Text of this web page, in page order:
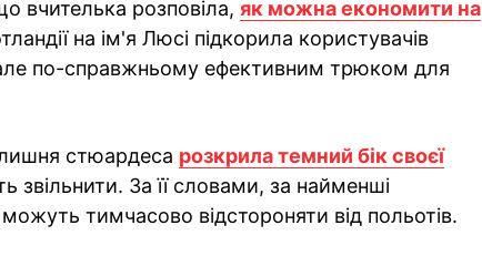
вчителька розповіла, як можна економити на
на ім'я Люсі підкорила користувачів
по-справжньому ефективним трюком для
стюардеса розкрила темний бік своєї
звільнити. За її словами, за найменші
можуть тимчасово відстороняти від польотів.